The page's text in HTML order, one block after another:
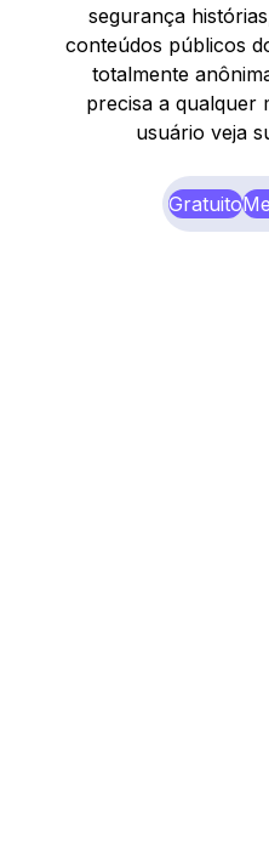
segurança
conteúdos públicos
totalmente
precisa a qualquer
usuário veja
Gratuito